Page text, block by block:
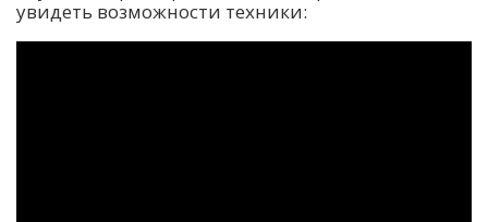
увидеть возможности техники: